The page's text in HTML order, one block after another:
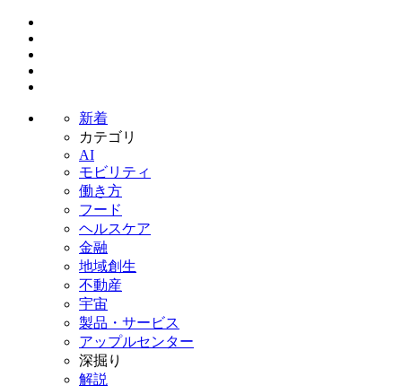
新着
カテゴリ
AI
モビリティ
働き方
フード
ヘルスケア
金融
地域創生
不動産
宇宙
製品・サービス
アップルセンター
深掘り
解説